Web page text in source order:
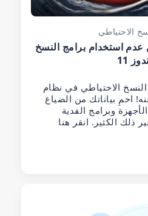
استخدام برامج النسخ
11
الاحتياطي في نظام
غنى عنه! احمِ بياناتك من الضياع
وبرامج الفدية
ذلك الكثير. انقر هنا